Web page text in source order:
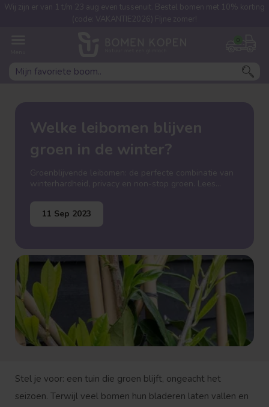
0
Wij zijn er van 1 t/m 23 aug even tussenuit. Bestel bomen met 10% korting
(code: VAKANTIE2026) FIjne zomer!
Welke leibomen blijven
groen in de winter?
Groenblijvende leibomen: de perfecte combinatie van
winterhardheid, privacy en non-stop groen. Lees
11 Sep 2023
Stel je voor: een tuin die groen blijft, ongeacht het
seizoen. Terwijl veel bomen hun bladeren laten vallen en